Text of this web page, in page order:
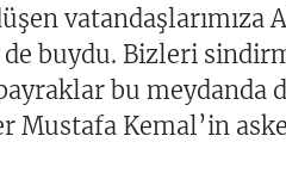
buydu. Bizleri
bu meydanda
Mustafa Kemal’in